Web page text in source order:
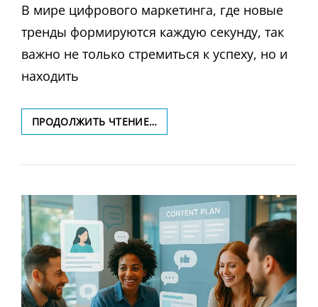
В мире цифрового маркетинга, где новые
тренды формируются каждую секунду, так
важно не только стремиться к успеху, но и
находить
ПРОДОЛЖИТЬ ЧТЕНИЕ…КАК
НАХОДИТЬ
МЕЖДУ
РОСТОМ
И
ЛИЧНОЙ
ЖИЗНЬЮ
В
СФЕРЕ
ЦИФРОВОГО
МАРКЕТИНГА